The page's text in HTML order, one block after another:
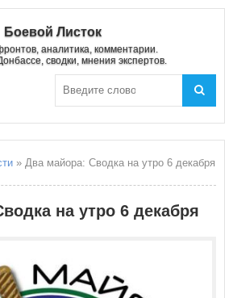
Боевой Листок
аналитика, комментарии.
сводки, мнения экспертов.
» Два майора: Сводка на утро 6 декабря
на утро 6 декабря